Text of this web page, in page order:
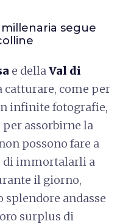
segue
e dellaVal di
catturare, come per
infinite fotografie,
per assorbirne la
possono fare a
di immortalarli a
il giorno,
andasse
surplus di